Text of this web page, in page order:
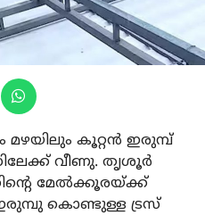
മഴയിലും കൂറ്റന്‍ ഇരുമ്പ്
വീണു. തൃശൂര്‍
മേല്‍ക്കൂരയ്ക്ക്
ഇരുമ്പു കൊണ്ടുള്ള ട്രസ്